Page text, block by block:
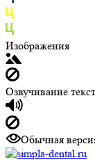
Изображения
Озвучивание
Обычная